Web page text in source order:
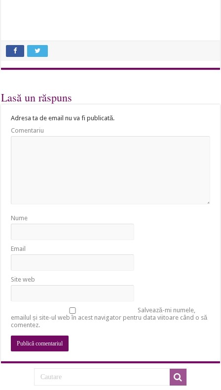
Lasă un răspuns
Adresa ta de email nu va fi publicată.
Comentariu
Nume
Email
Site web
Salvează-mi numele,
emailul și site-ul web în acest navigator pentru data viitoare când o să
comentez.